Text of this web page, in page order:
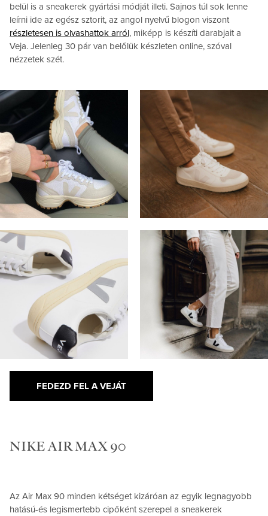
belül is a sneakerek gyártási módját illeti. Sajnos túl sok lenne
leírni ide az egész sztorit, az angol nyelvű blogon viszont
részletesen is olvashattok arról, miképp is készíti darabjait a
Veja. Jelenleg 30 pár van belőlük készleten online, szóval
nézzetek szét.
FEDEZD FEL A VEJÁT
NIKE AIR MAX 90
Az Air Max 90 minden kétséget kizáróan az egyik legnagyobb
hatású-és legismertebb cipőként szerepel a sneakerek